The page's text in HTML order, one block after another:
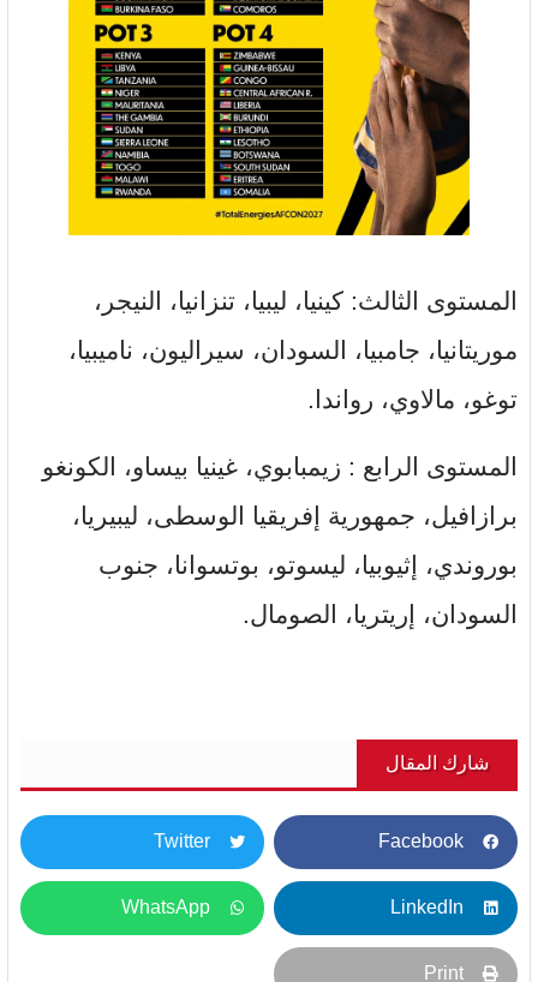
المستوى الثالث: كينيا، ليبيا، تنزانيا، النيجر،
موريتانيا، جامبيا، السودان، سيراليون، ناميبيا،
توغو، مالاوي، رواندا.
المستوى الرابع : زيمبابوي، غينيا بيساو، الكونغو
برازافيل، جمهورية إفريقيا الوسطى، ليبيريا،
بوروندي، إثيوبيا، ليسوتو، بوتسوانا، جنوب
السودان، إريتريا، الصومال.
شارك المقال
Facebook
Twitter
LinkedIn
WhatsApp
Print